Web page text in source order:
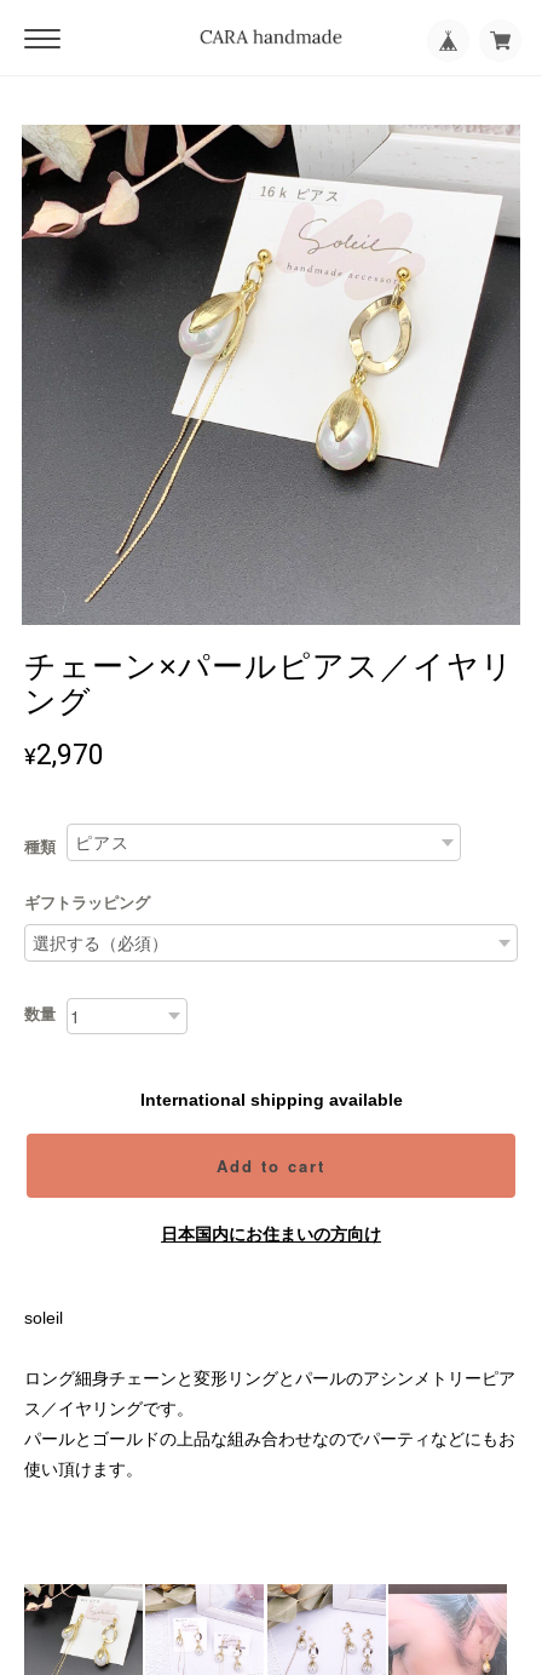
チェーン×パールピアス／イヤリ
ング
¥2,970
種類
ギフトラッピング
数量
International shipping available
Add to cart
日本国内にお住まいの方向け
soleil
ロング細身チェーンと変形リングとパールのアシンメトリーピア
ス／イヤリングです。
パールとゴールドの上品な組み合わせなのでパーティなどにもお
使い頂けます。